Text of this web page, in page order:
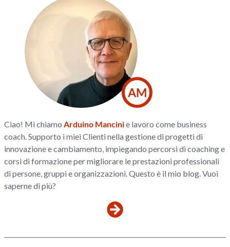
AM
Ciao! Mi chiamoArduino Mancinie lavoro come business
coach. Supporto i miei Clienti nella gestione di progetti di
innovazione e cambiamento, impiegando percorsi di coaching e
corsi di formazione per migliorare le prestazioni professionali
di persone, gruppi e organizzazioni. Questo è il mio blog. Vuoi
saperne di più?